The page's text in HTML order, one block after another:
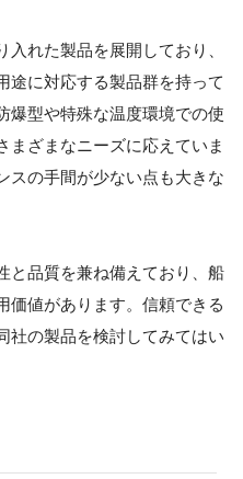
れた製品を展開しており、
途に対応する製品群を持って
爆型や特殊な温度環境での使
まざまなニーズに応えていま
スの手間が少ない点も大きな
と品質を兼ね備えており、船
価値があります。信頼できる
社の製品を検討してみてはい